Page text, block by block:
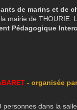
de marins et de
mairie de THOURIE.
Pédagogique
- organisée
dans la